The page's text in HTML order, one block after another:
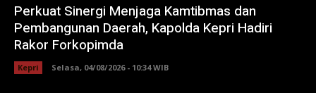
Perkuat Sinergi Menjaga Kamtibmas dan
Pembangunan Daerah, Kapolda Kepri Hadiri
Rakor Forkopimda
Kepri Selasa, 04/08/2026 - 10:34 WIB